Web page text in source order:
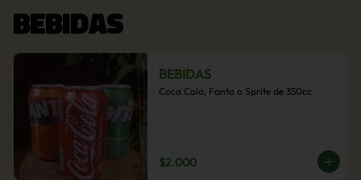
BEBIDAS
BEBIDAS
Coca Cola, Fanta o Sprite de 350cc
$2.000